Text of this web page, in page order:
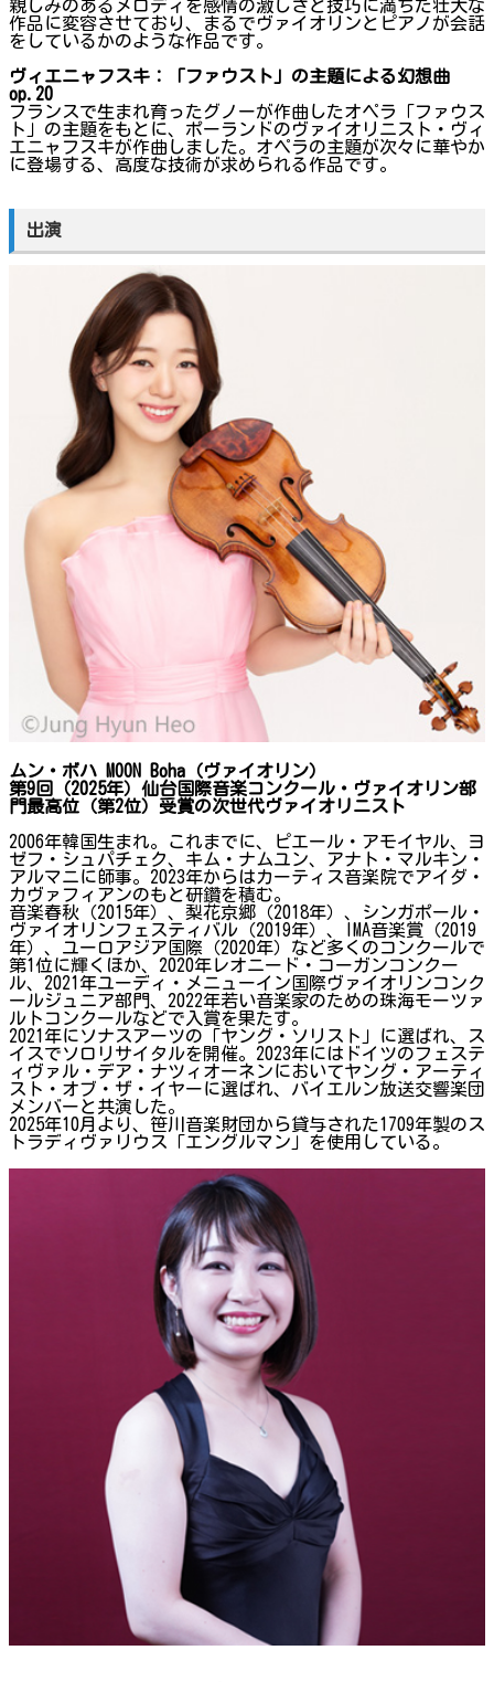
親しみのあるメロディを感情の激しさと技巧に満ちた壮大な
作品に変容させており、まるでヴァイオリンとピアノが会話
をしているかのような作品です。
ヴィエニャフスキ：「ファウスト」の主題による幻想曲
op.20
フランスで生まれ育ったグノーが作曲したオペラ「ファウス
ト」の主題をもとに、ポーランドのヴァイオリニスト・ヴィ
エニャフスキが作曲しました。オペラの主題が次々に華やか
に登場する、高度な技術が求められる作品です。
出演
ムン・ボハ
MOON Boha（ヴァイオリン）
第9回（2025年）仙台国際音楽コンクール・ヴァイオリン部
門最高位（第2位）受賞の次世代ヴァイオリニスト
2006年韓国生まれ。これまでに、ピエール・アモイヤル、ヨ
ゼフ・シュパチェク、キム・ナムユン、アナト・マルキン・
アルマニに師事。2023年からはカーティス音楽院でアイダ・
カヴァフィアンのもと研鑽を積む。
音楽春秋（2015年）、梨花京郷（2018年）、シンガポール・
ヴァイオリンフェスティバル（2019年）、IMA音楽賞（2019
年）、ユーロアジア国際（2020年）など多くのコンクールで
第1位に輝くほか、2020年レオニード・コーガンコンクー
ル、2021年ユーディ・メニューイン国際ヴァイオリンコンク
ールジュニア部門、2022年若い音楽家のための珠海モーツァ
ルトコンクールなどで入賞を果たす。
2021年にソナスアーツの「ヤング・ソリスト」に選ばれ、ス
イスでソロリサイタルを開催。2023年にはドイツのフェステ
ィヴァル・デア・ナツィオーネンにおいてヤング・アーティ
スト・オブ・ザ・イヤーに選ばれ、バイエルン放送交響楽団
メンバーと共演した。
2025年10月より、笹川音楽財団から貸与された1709年製のス
トラディヴァリウス「エングルマン」を使用している。